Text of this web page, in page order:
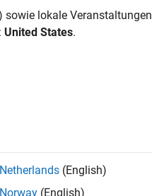
, it is recommended
lokale
United States.
Netherlands (English)
Norway (English)